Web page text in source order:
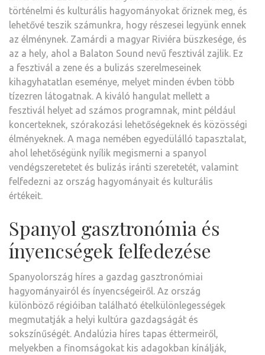
történelmi és kulturális hagyományokat őriznek meg, és
lehetővé teszik számunkra, hogy részesei legyünk ennek
az élménynek. Zamárdi a magyar Riviéra büszkesége, és
az a hely, ahol a Balaton Sound nevű fesztivál zajlik. Ez
a fesztivál a zene és a bulizás szerelmeseinek
kihagyhatatlan eseménye, melyet minden évben több
tízezren látogatnak. A kiváló hangulat mellett a
fesztivál helyet ad számos programnak, mint például
koncerteknek, szórakozási lehetőségeknek és közösségi
élményeknek. A maga nemében egyedülálló tapasztalat,
ahol lehetőségünk nyílik megismerni a spanyol
vendégszeretetet és bulizás iránti szeretetét, valamint
felfedezni az ország hagyományait és kulturális
értékeit.
Spanyol gasztronómia és
ínyencségek felfedezése
Spanyolország híres a gazdag gasztronómiai
hagyományairól és ínyencségeiről. Az ország
különböző régióiban található ételkülönlegességek
megmutatják a helyi kultúra gazdagságát és
sokszínűségét. Andalúzia híres tapas éttermeiről,
melyekben a finomságokat kis adagokban kínálják,